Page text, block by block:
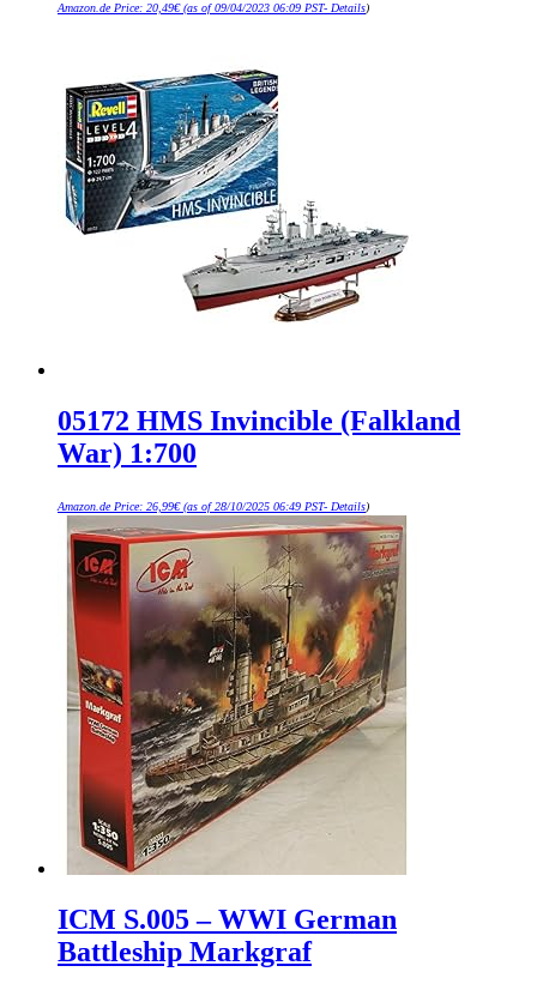
Amazon.de Price: 20,49€(as of 09/04/2023 06:09 PST- Details)
05172 HMS Invincible (Falkland
War) 1:700
Amazon.de Price: 26,99€(as of 28/10/2025 06:49 PST- Details)
ICM S.005 – WWI German
Battleship Markgraf